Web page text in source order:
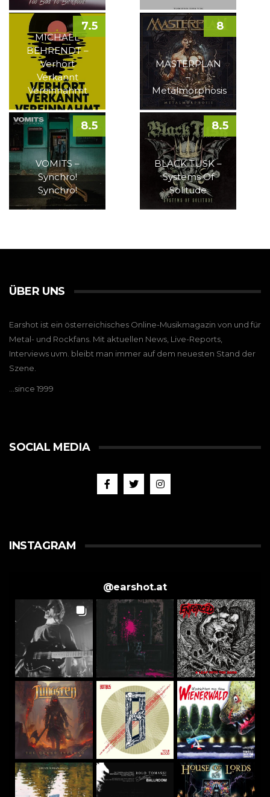
MICHAEL
BEHRENDT –
Verhört
Verkannt
Vereinnahmt
7.5
MASTERPLAN
–
Metalmorphosis
8
VOMITS –
Synchro!
Synchro!
8.5
BLACK TUSK –
Systems Of
Solitude
8.5
ÜBER UNS
Earshot ist ein österreichisches Online-Musikmagazin von und für
Metal- und Rockfans. Mit aktuellen News, Live-Reports,
Interviews uvm. bleibt man immer auf dem neuesten Stand der
Szene.
…since 1999
SOCIAL MEDIA
INSTAGRAM
@earshot.at